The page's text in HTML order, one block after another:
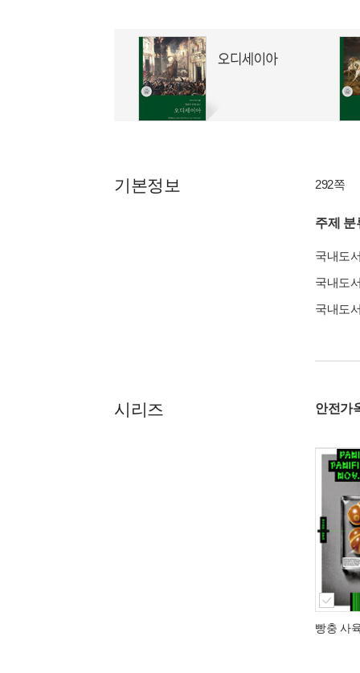
기본정보 292쪽
주제 분
국내도
국내도
국내도
시리즈 안전가
빵충 사